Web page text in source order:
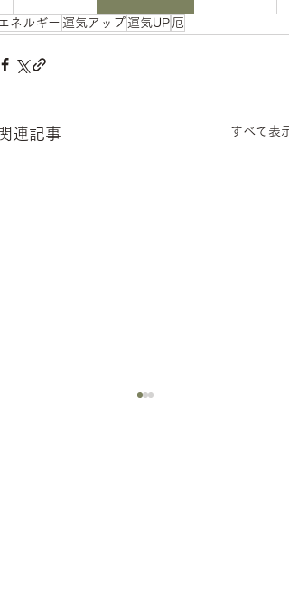
ネルギー 運気アップ 運気UP 厄
連記事 すべて表示